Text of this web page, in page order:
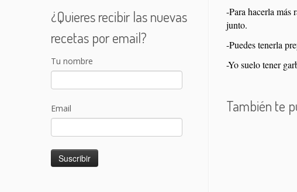
¿Quieres recibir las nuevas
recetas por email?
Tu nombre
Email
-Para hacerla más
junto.
-Puedes tenerla
-Yo suelo tener
También te